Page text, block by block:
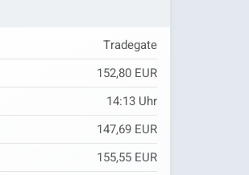
Tradegate
152,80 EUR
14:13 Uhr
147,69 EUR
155,55 EUR